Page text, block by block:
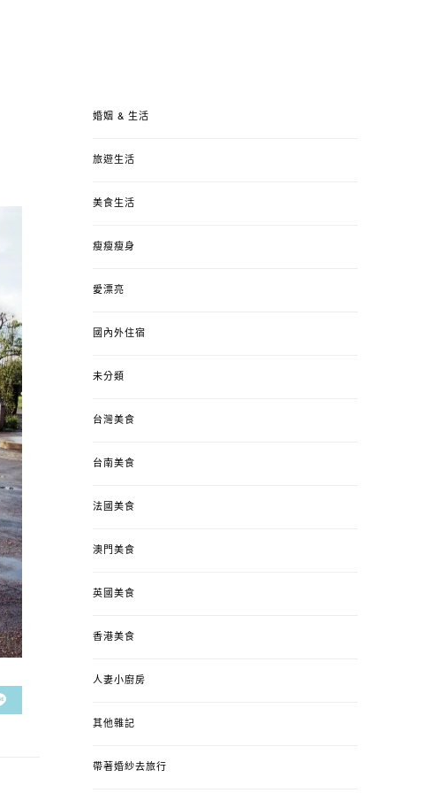
婚姻 & 生活
旅遊生活
美食生活
瘦瘦瘦身
愛漂亮
國內外住宿
未分類
台灣美食
台南美食
法國美食
澳門美食
英國美食
香港美食
人妻小廚房
其他雜記
帶著婚紗去旅行